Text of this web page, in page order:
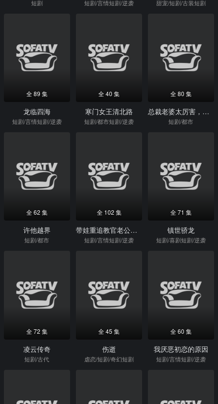
短剧 短剧/言情短剧/逆袭 甜宠/短剧/古装短剧
全 89 集
龙临四海
短剧/言情短剧/逆袭
全 40 集
寒门女王清北路
短剧/都市短剧/逆袭
全 80 集
总裁老婆太厉害，我兵王身份没用
短剧/都市
全 62 集
许他越界
短剧/都市
全 102 集
带娃重追教官老公：我靠美食爆火
短剧/言情短剧/逆袭
全 71 集
镇世骄龙
短剧/喜剧短剧/逆袭
全 72 集
凌云传奇
短剧/古代
全 45 集
伤逝
虐恋/短剧/奇幻短剧
全 60 集
我厌恶初恋的原因
短剧/言情短剧/逆袭